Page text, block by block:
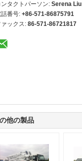
ンタクトパーソン: Serena Liu
話番号: +86-571-86875791
ァックス: 86-571-86721817
他の製品